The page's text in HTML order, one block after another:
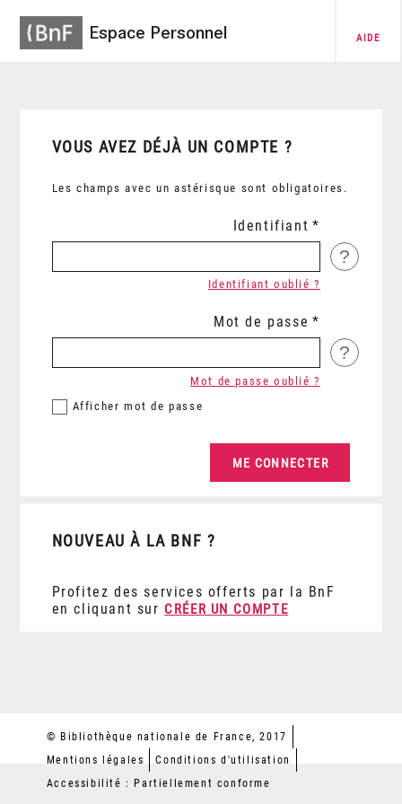
Espace Personnel AIDE
VOUS AVEZ DÉJÀ UN COMPTE ?
Les champs avec un astérisque sont obligatoires.
Identifiant
?
Identifiant oublié ?
Mot de passe
?
Afficher mot de passe
Mot de passe oublié ?
NOUVEAU À LA BNF ?
Profitez des services offerts par la BnF
en cliquant sur CRÉER UN COMPTE
© Bibliothèque nationale de France, 2017
Mentions légales
Conditions d'utilisation
Accessibilité : Partiellement conforme